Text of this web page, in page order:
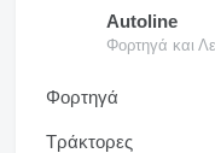
Autoline
Φορτηγά και
Φορτηγά
Τράκτορες